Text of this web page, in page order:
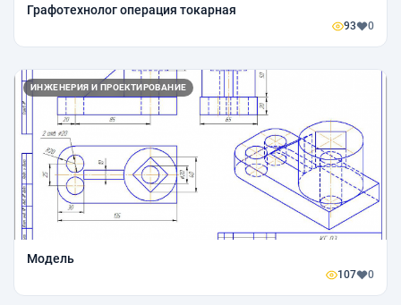
Графотехнолог операция токарная
93 0
ИНЖЕНЕРИЯ И ПРОЕКТИРОВАНИЕ
Модель
107 0